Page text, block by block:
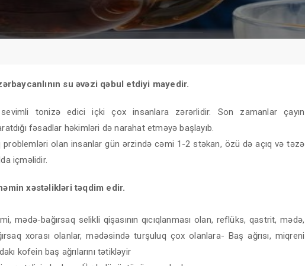
su əvəzi qəbul etdiyi mayedir.
tonizə edici içki çox insanlara zərərlidir. Son zamanlar çayın
fəsadlar həkimləri də narahat etməyə başlayıb.
problemləri olan insanlar gün ərzində cəmi 1-2 stəkan, özü də açıq və təzə
içməlidir.
xəstəlikləri təqdim edir.
mədə-bağırsaq selikli qişasının qıcıqlanması olan, reflüks, qastrit, mədə,
xorası olanlar, mədəsində turşuluq çox olanlara- Baş ağrısı, miqreni
kofein baş ağrılarını tətikləyir